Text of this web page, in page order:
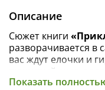
Описание
Сюжет книги
разворачивается в
вас ждут елочки и
пушистый снег,
— настоящее
Показать